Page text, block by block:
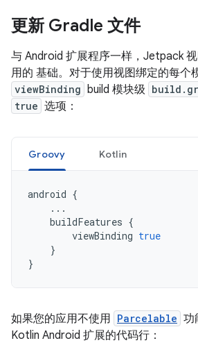
更新 Gradle 文件
与 Android 扩展程序一样，Jetpack
用的 基础。对于使用视图绑定的每个
viewBinding build 模块级
true 选项：
Groovy Kotlin
android {
...
buildFeatures {
viewBinding true
}
}
如果您的应用不使用 Parcelable 功
Kotlin Android 扩展的代码行：